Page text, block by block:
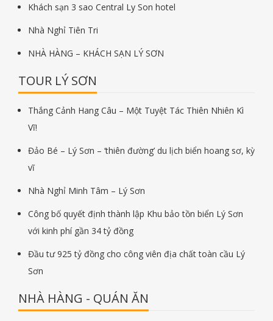
Khách sạn 3 sao Central Ly Son hotel
Nhà Nghỉ Tiên Tri
NHÀ HÀNG – KHÁCH SẠN LÝ SƠN
TOUR LÝ SƠN
Thắng Cảnh Hang Câu – Một Tuyệt Tác Thiên Nhiên Kì
Vĩ!
Đảo Bé – Lý Sơn – ‘thiên đường’ du lịch biển hoang sơ, kỳ
vĩ
Nhà Nghỉ Minh Tâm – Lý Sơn
Công bố quyết định thành lập Khu bảo tồn biển Lý Sơn
với kinh phí gần 34 tỷ đồng
Đầu tư 925 tỷ đồng cho công viên địa chất toàn cầu Lý
Sơn
NHÀ HÀNG - QUÁN ĂN